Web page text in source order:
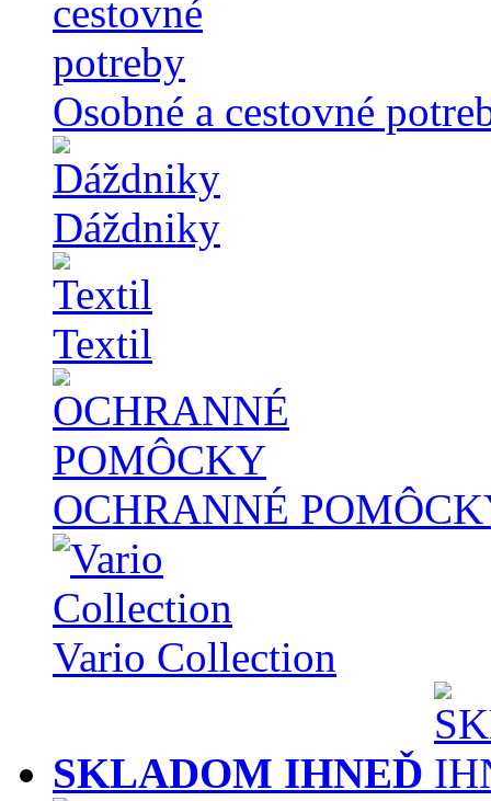
Osobné a cestovné
Dáždniky
Textil
OCHRANNÉ
Vario Collection
SKLADOM IHNEĎ